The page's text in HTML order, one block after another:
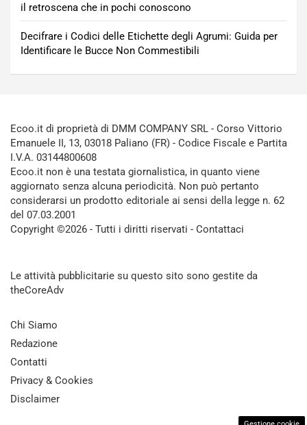
il retroscena che in pochi conoscono
Decifrare i Codici delle Etichette degli Agrumi: Guida per
Identificare le Bucce Non Commestibili
Ecoo.it di proprietà di DMM COMPANY SRL - Corso Vittorio
Emanuele II, 13, 03018 Paliano (FR) - Codice Fiscale e Partita
I.V.A. 03144800608
Ecoo.it non è una testata giornalistica, in quanto viene
aggiornato senza alcuna periodicità. Non può pertanto
considerarsi un prodotto editoriale ai sensi della legge n. 62
del 07.03.2001
Copyright ©2026 - Tutti i diritti riservati - Contattaci
Le attività pubblicitarie su questo sito sono gestite da
theCoreAdv
Chi Siamo
Redazione
Contatti
Privacy & Cookies
Disclaimer